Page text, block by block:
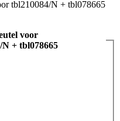
tbl210084/N + tbl078665
voor
+ tbl078665